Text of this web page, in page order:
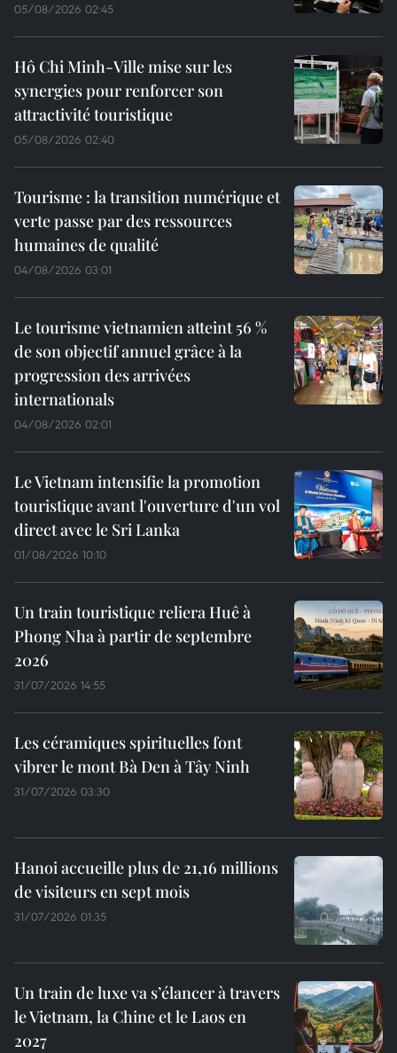
05/08/2026 02:45
Hô Chi Minh-Ville mise sur les
synergies pour renforcer son
attractivité touristique
05/08/2026 02:40
Tourisme : la transition numérique et
verte passe par des ressources
humaines de qualité
04/08/2026 03:01
Le tourisme vietnamien atteint 56 %
de son objectif annuel grâce à la
progression des arrivées
internationals
04/08/2026 02:01
Le Vietnam intensifie la promotion
touristique avant l'ouverture d'un vol
direct avec le Sri Lanka
01/08/2026 10:10
Un train touristique reliera Huê à
Phong Nha à partir de septembre
2026
31/07/2026 14:55
Les céramiques spirituelles font
vibrer le mont Bà Den à Tây Ninh
31/07/2026 03:30
Hanoi accueille plus de 21,16 millions
de visiteurs en sept mois ​
31/07/2026 01:35
Un train de luxe va s’élancer à travers
le Vietnam, la Chine et le Laos en
2027